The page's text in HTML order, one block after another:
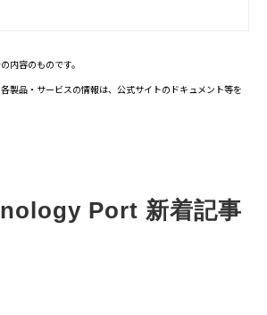
内容のものです。
製品・サービスの情報は、公式サイトのドキュメント等を
Port 新着記事